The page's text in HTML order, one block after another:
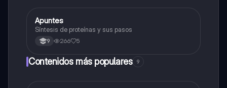
Biologia
Apuntes
Síntesis de proteínas y sus pasos
9 266 5
Contenidos más populares 9